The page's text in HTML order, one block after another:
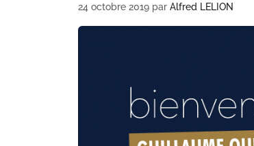
24 octobre 2019 par Alfred LELION